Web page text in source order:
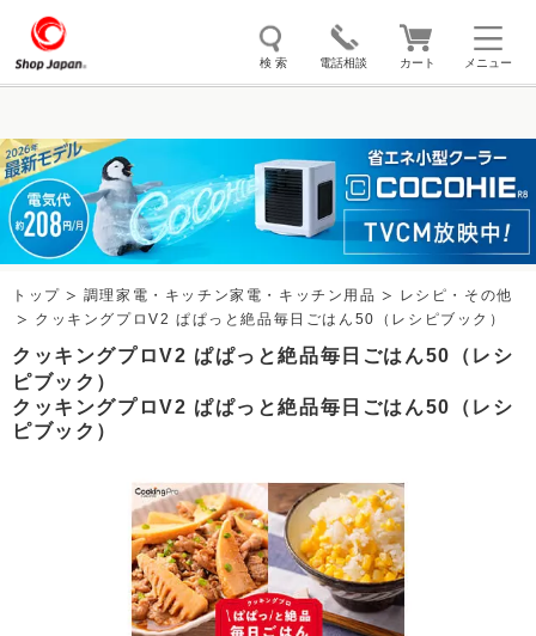
メニュー
検 索 電話相談 カート
トゥルースリーパー ここひえ 枕
掃除機 クッキングプロ 補聴器 マイキュット
エアコン オーラルスマイル
トップ 調理家電・キッチン家電・キッチン用品
レシピ・その他
クッキングプロV2 ぱぱっと絶品毎日ごはん50（レシピブック）
クッキングプロV2 ぱぱっと絶品毎日ごはん50（レシ
ピブック）
クッキングプロV2 ぱぱっと絶品毎日ごはん50（レシ
ピブック）